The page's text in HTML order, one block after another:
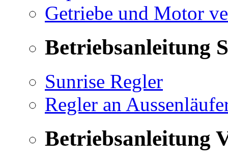
Getriebe und Motor
Betriebsanleitung
Sunrise Regler
Regler an
Betriebsanleitung